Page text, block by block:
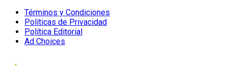
Términos y Condiciones
Políticas de Privacidad
Política Editorial
Ad Choices